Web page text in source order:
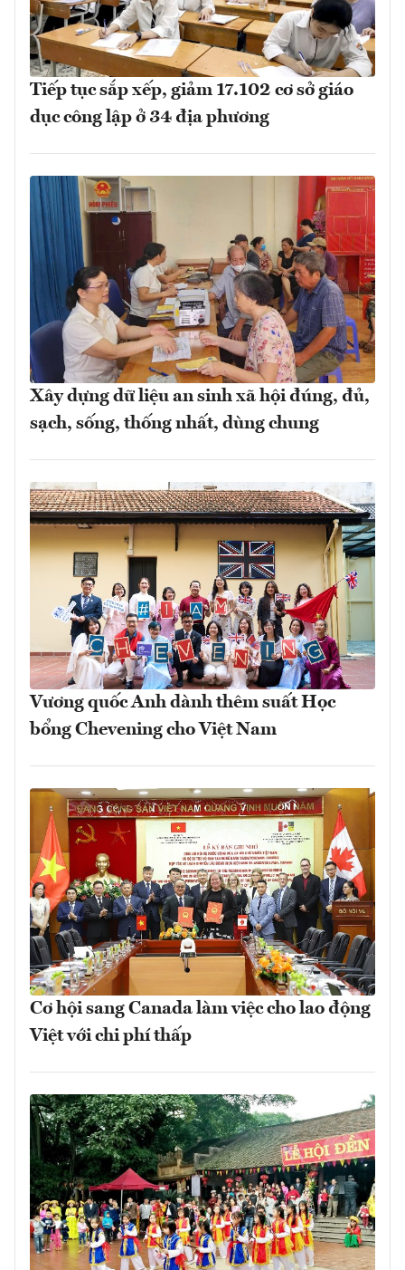
Tiếp tục sắp xếp, giảm 17.102 cơ sở giáo
dục công lập ở 34 địa phương
Xây dựng dữ liệu an sinh xã hội đúng, đủ,
sạch, sống, thống nhất, dùng chung
Vương quốc Anh dành thêm suất Học
bổng Chevening cho Việt Nam
Cơ hội sang Canada làm việc cho lao động
Việt với chi phí thấp